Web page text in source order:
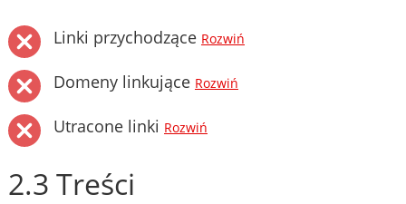
Linki przychodzące Rozwiń
Domeny linkujące Rozwiń
Utracone linki Rozwiń
2.3 Treści